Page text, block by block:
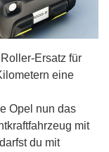
Ersatz für
eine
Opel nun das
mit
du mit